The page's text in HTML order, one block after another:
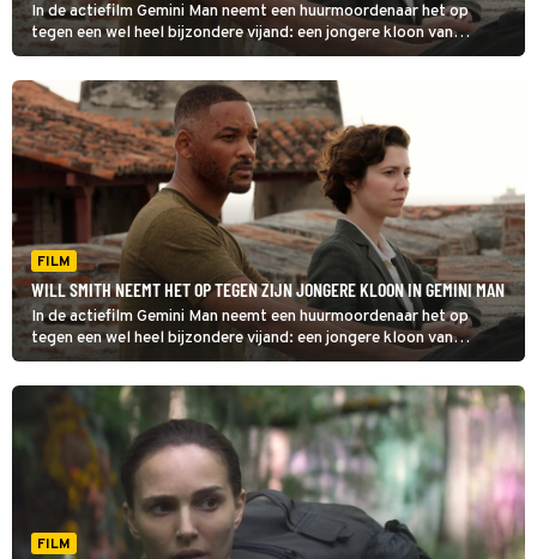
In de actiefilm Gemini Man neemt een huurmoordenaar het op
tegen een wel heel bijzondere vijand: een jongere kloon van
zichzelf.
FILM
WILL SMITH NEEMT HET OP TEGEN ZIJN JONGERE KLOON IN GEMINI MAN
In de actiefilm Gemini Man neemt een huurmoordenaar het op
tegen een wel heel bijzondere vijand: een jongere kloon van
zichzelf.
FILM